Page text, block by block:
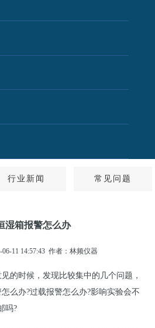
行业新闻 常见问题
湿箱报警怎么办
11 14:57:43 作者：林频仪器
时候，发现比较集中的几个问题，
么办?过载报警怎么办?影响实验会不
吗?